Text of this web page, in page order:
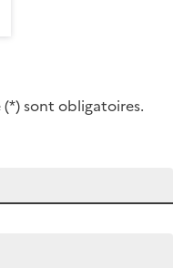
(*) sont obligatoires.